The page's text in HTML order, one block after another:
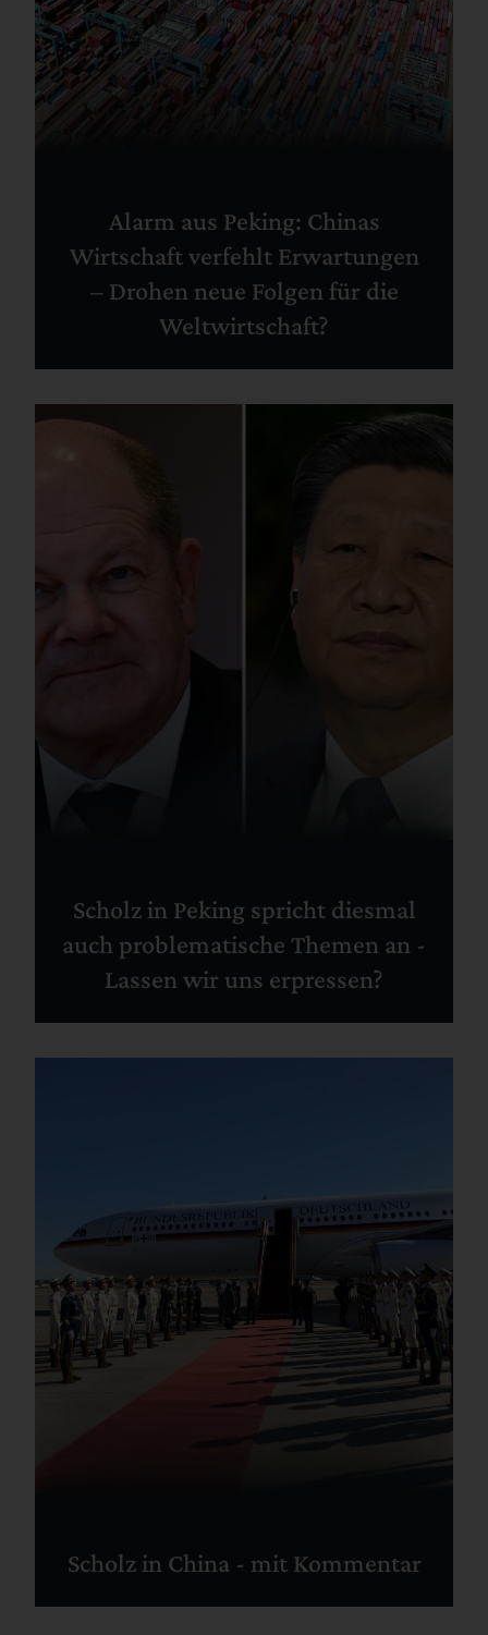
Alarm aus Peking: Chinas
Wirtschaft verfehlt Erwartungen
– Drohen neue Folgen für die
Weltwirtschaft?
Scholz in Peking spricht diesmal
auch problematische Themen an -
Lassen wir uns erpressen?
Scholz in China - mit Kommentar